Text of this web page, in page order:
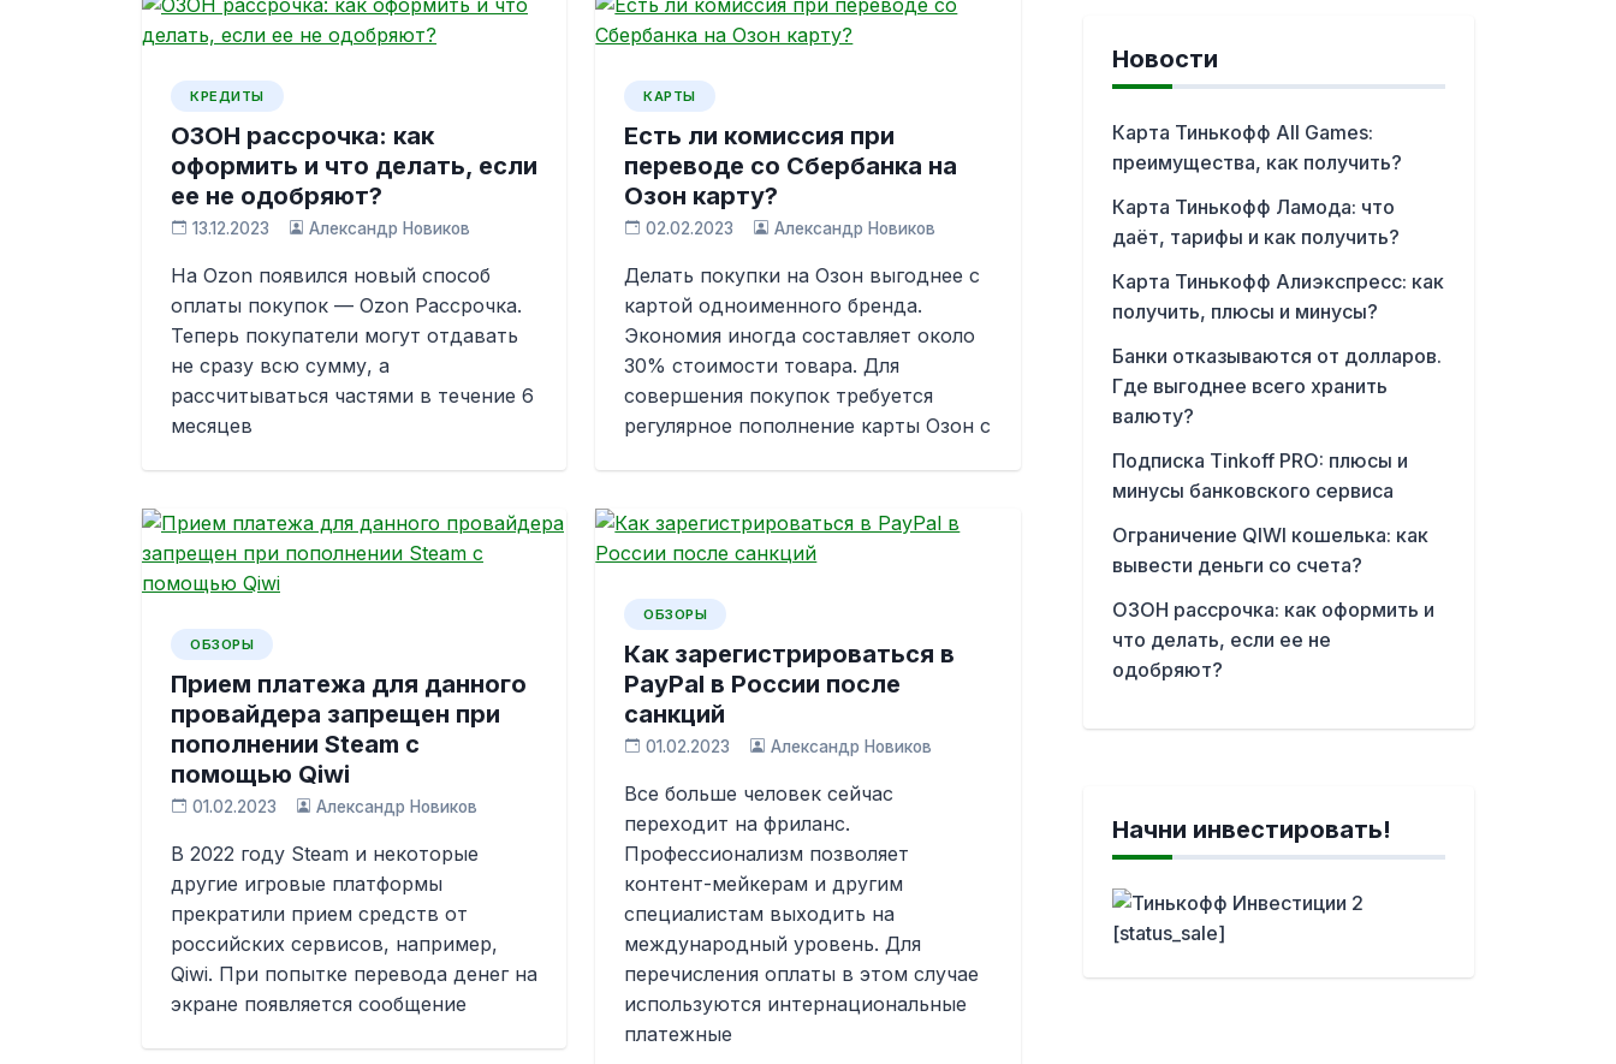
КРЕДИТЫ
ОЗОН рассрочка: как
оформить и что делать, если
ее не одобряют?
13.12.2023 Александр Новиков
На Ozon появился новый способ
оплаты покупок — Ozon Рассрочка.
Теперь покупатели могут отдавать
не сразу всю сумму, а
рассчитываться частями в течение 6
месяцев
КАРТЫ
Есть ли комиссия при
переводе со Сбербанка на
Озон карту?
02.02.2023 Александр Новиков
Делать покупки на Озон выгоднее с
картой одноименного бренда.
Экономия иногда составляет около
30% стоимости товара. Для
совершения покупок требуется
регулярное пополнение карты Озон с
ОБЗОРЫ
Прием платежа для данного
провайдера запрещен при
пополнении Steam с
помощью Qiwi
01.02.2023 Александр Новиков
В 2022 году Steam и некоторые
другие игровые платформы
прекратили прием средств от
российских сервисов, например,
Qiwi. При попытке перевода денег на
экране появляется сообщение
ОБЗОРЫ
Как зарегистрироваться в
PayPal в России после
санкций
01.02.2023 Александр Новиков
Все больше человек сейчас
переходит на фриланс.
Профессионализм позволяет
контент-мейкерам и другим
специалистам выходить на
международный уровень. Для
перечисления оплаты в этом случае
используются интернациональные
платежные
Новости
Карта Тинькофф All Games:
преимущества, как получить?
Карта Тинькофф Ламода: что
даёт, тарифы и как получить?
Карта Тинькофф Алиэкспресс: как
получить, плюсы и минусы?
Банки отказываются от долларов.
Где выгоднее всего хранить
валюту?
Подписка Tinkoff PRO: плюсы и
минусы банковского сервиса
Ограничение QIWI кошелька: как
вывести деньги со счета?
ОЗОН рассрочка: как оформить и
что делать, если ее не
одобряют?
Начни инвестировать!